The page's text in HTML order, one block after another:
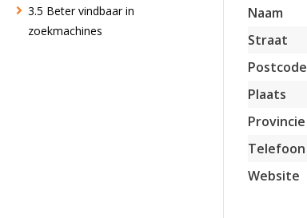
3.5 Beter vindbaar in
zoekmachines
Naam
Straat
Postcode
Plaats
Provincie
Telefoon
Website